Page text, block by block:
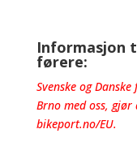
Informasjon
førere:
Svenske og
Brno med oss, gjør
bikeport.no/EU.